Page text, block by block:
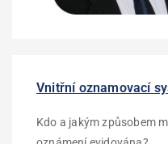
Vnitřní oznamovací
Kdo a jakým způsobem